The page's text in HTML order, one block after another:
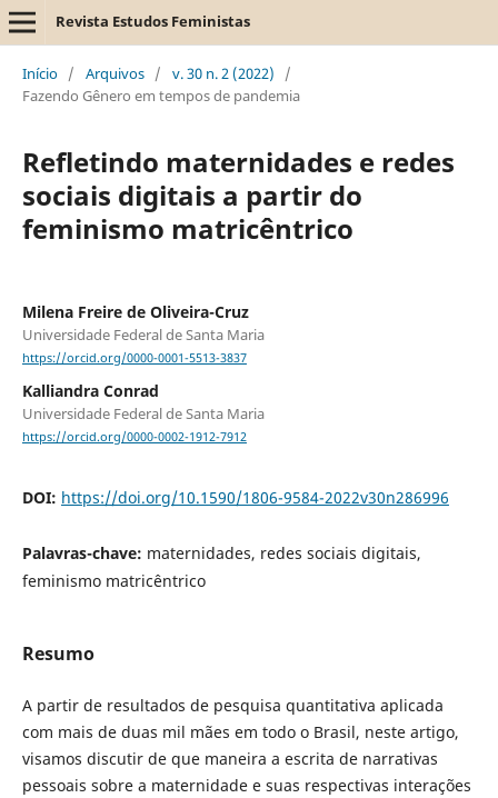
Revista Estudos Feministas
Início / Arquivos / v. 30 n. 2 (2022)
/
Fazendo Gênero em tempos de pandemia
Refletindo maternidades e redes
sociais digitais a partir do
feminismo matricêntrico
Milena Freire de Oliveira-Cruz
Universidade Federal de Santa Maria
https://orcid.org/0000-0001-5513-3837
Kalliandra Conrad
Universidade Federal de Santa Maria
https://orcid.org/0000-0002-1912-7912
DOI: https://doi.org/10.1590/1806-9584-2022v30n286996
Palavras-chave: maternidades, redes sociais digitais,
feminismo matricêntrico
Resumo
A partir de resultados de pesquisa quantitativa aplicada
com mais de duas mil mães em todo o Brasil, neste artigo,
visamos discutir de que maneira a escrita de narrativas
pessoais sobre a maternidade e suas respectivas interações